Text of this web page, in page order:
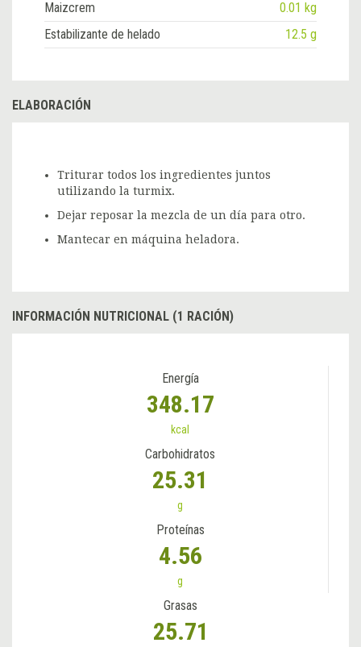
Maizcrem
0.01 kg
Estabilizante de helado
12.5 g
ELABORACIÓN
Triturar todos los ingredientes juntos
utilizando la turmix.
Dejar reposar la mezcla de un día para otro.
Mantecar en máquina heladora.
INFORMACIÓN NUTRICIONAL (1 RACIÓN)
Energía
348.17
kcal
Carbohidratos
25.31
g
Proteínas
4.56
g
Grasas
25.71